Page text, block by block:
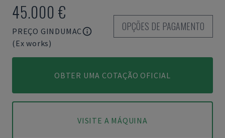
45.000 €
PREÇO GINDUMAC
(Ex works)
OPÇÕES DE PAGAMENTO
OBTER UMA COTAÇÃO OFICIAL
VISITE A MÁQUINA